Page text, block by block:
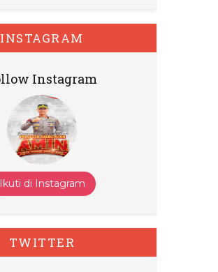
INSTAGRAM
Instagram
Ikuti di Instagram
TWITTER